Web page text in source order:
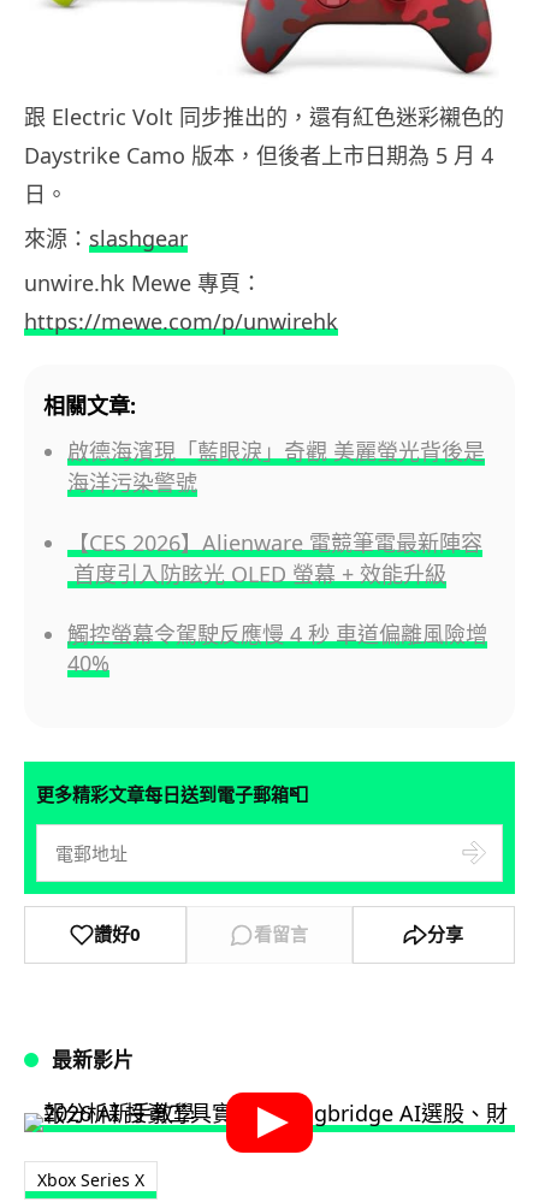
跟 Electric Volt 同步推出的，還有紅色迷彩襯色的
Daystrike Camo 版本，但後者上市日期為 5 月 4
日。
來源： slashgear
unwire.hk Mewe 專頁：
https://mewe.com/p/unwirehk
相關文章:
啟德海濱現「藍眼淚」奇觀 美麗螢光背後是
海洋污染警號
【CES 2026】Alienware 電競筆電最新陣容
首度引入防眩光 OLED 螢幕 + 效能升級
觸控螢幕令駕駛反應慢 4 秒 車道偏離風險增
40%
更多精彩文章每日送到電子郵箱📮
讚好0 看留言 分享
最新影片
Xbox Series X